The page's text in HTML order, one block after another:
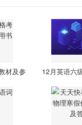
材及参
12月英语六